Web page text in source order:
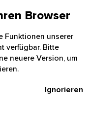
Browser
Funktionen unserer
verfügbar. Bitte
neuere Version, um
Ignorieren